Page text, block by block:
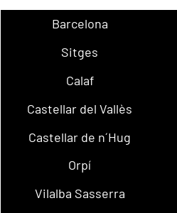
Barcelona
Sitges
Calaf
Castellar del Vallès
Castellar de n´Hug
Orpí
Vilalba Sasserra